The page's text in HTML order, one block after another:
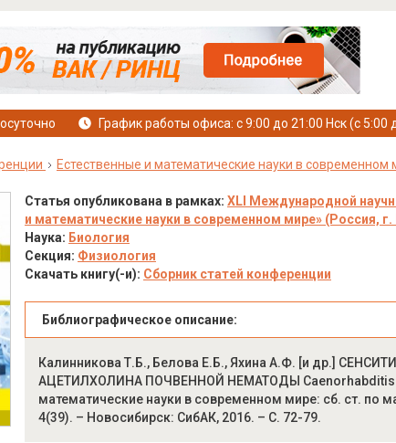
График работы офиса: с 9:00 до 21:00 Нск (с 5:00
Естественные и математические науки в современном
Статья опубликована в рамках: XLI Международной
и математические науки в современном мире» (Россия, г.
Наука: Биология
Секция: Физиология
Скачать книгу(-и): Сборник статей конференции
Библиографическое описание:
Калинникова Т.Б., Белова Е.Б., Яхина А.Ф. [и др.]
АЦЕТИЛХОЛИНА ПОЧВЕННОЙ НЕМАТОДЫ Caenorhabditis
математические науки в современном мире: сб. ст. по
4(39). – Новосибирск: СибАК, 2016. – С. 72-79.